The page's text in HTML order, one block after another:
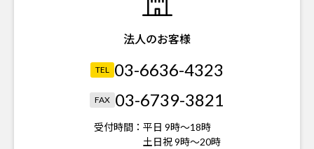
法人のお客様
TEL 03-6636-4323
FAX 03-6739-3821
受付時間： 平日 9時～18時
土日祝 9時～20時